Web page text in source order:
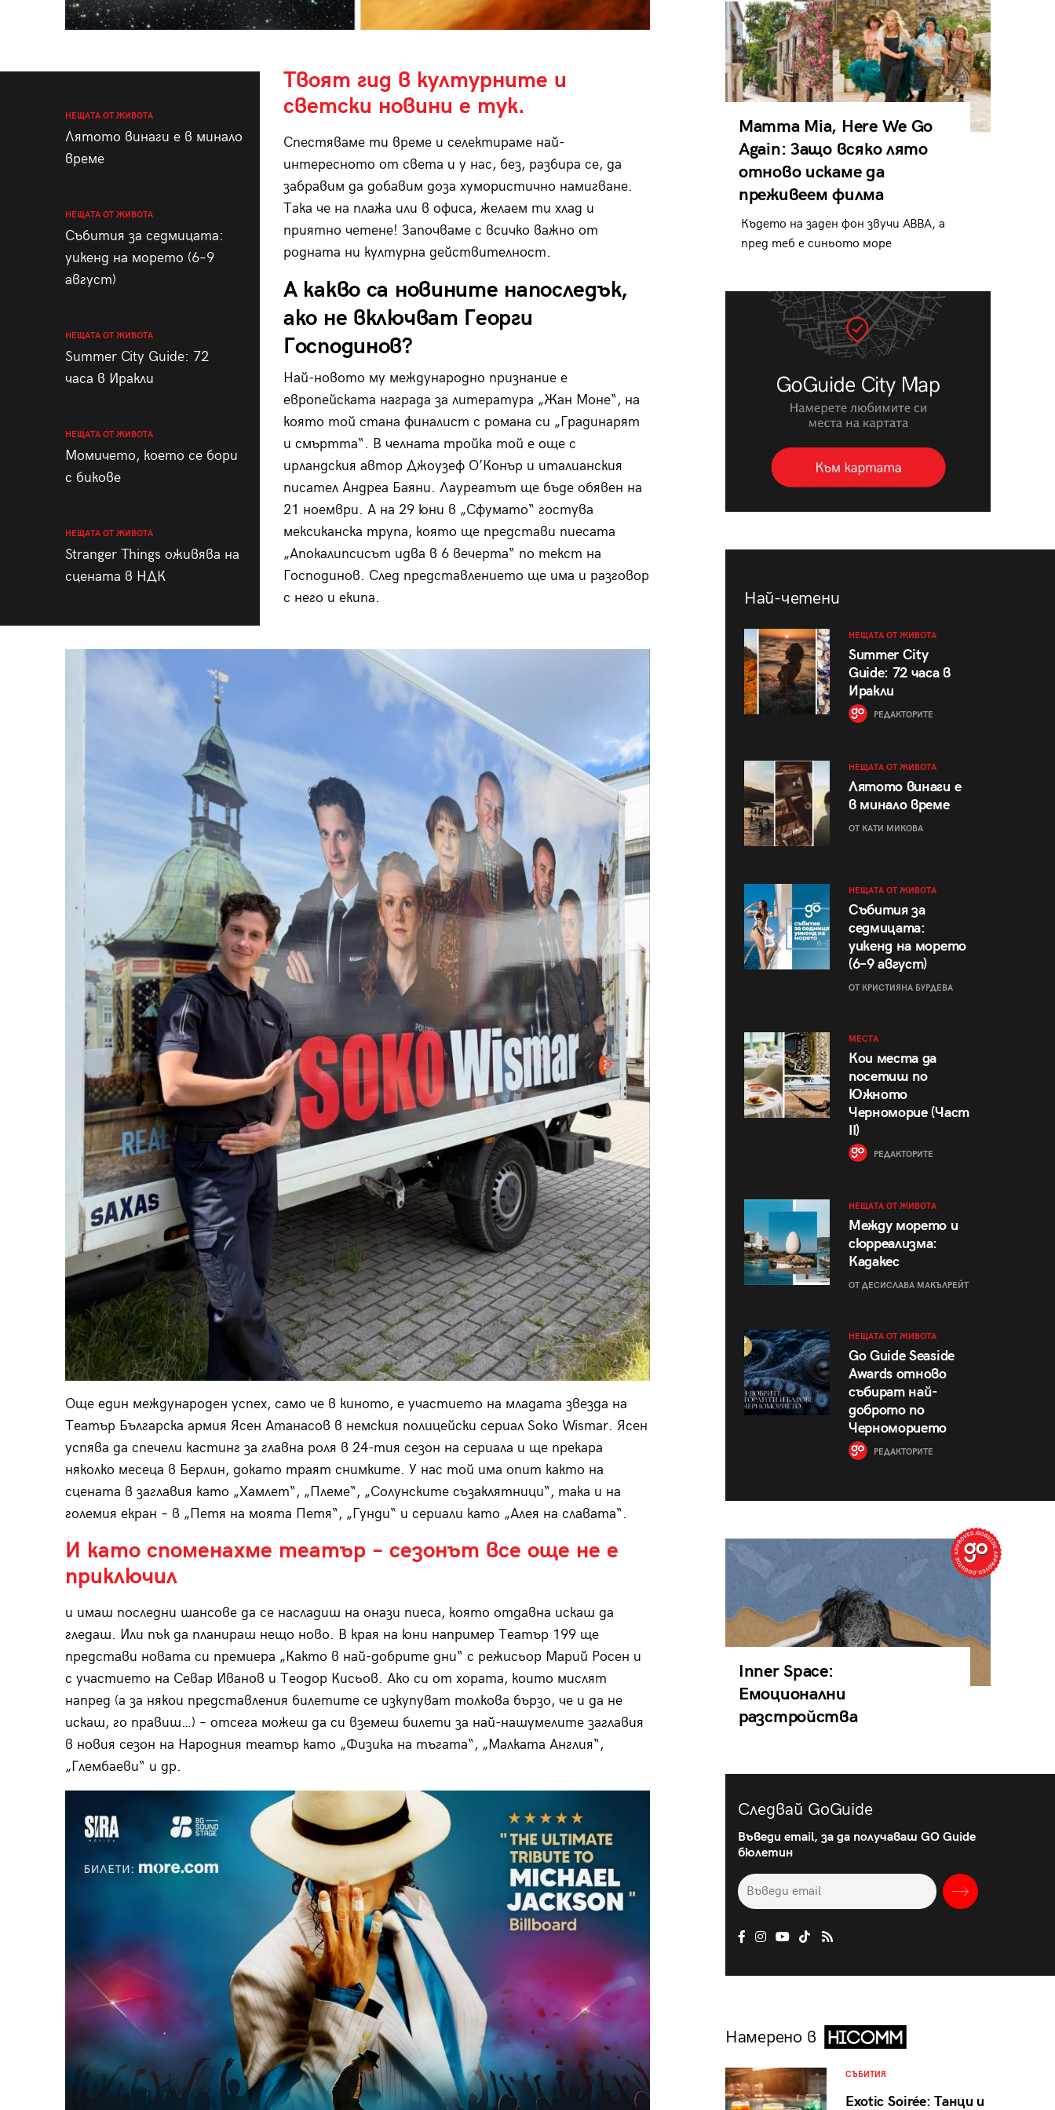
НЕЩАТА ОТ ЖИВОТА
Лятото винаги е в минало
време
НЕЩАТА ОТ ЖИВОТА
Събития за седмицата:
уикенд на морето (6–9
август)
НЕЩАТА ОТ ЖИВОТА
Summer City Guide: 72
часа в Иракли
НЕЩАТА ОТ ЖИВОТА
Момичето, което се бори
с бикове
НЕЩАТА ОТ ЖИВОТА
Stranger Things оживява на
сцената в НДК
Твоят гид в културните и
светски новини е тук.
Спестяваме ти време и селектираме най-
интересното от света и у нас, без, разбира се, да
забравим да добавим доза хумористично намигване.
Така че на плажа или в офиса, желаем ти хлад и
приятно четене! Започваме с всичко важно от
родната ни културна действителност.
А какво са новините напоследък,
ако не включват Георги
Господинов?
Най-новото му международно признание е
европейската награда за литература „Жан Моне“, на
която той стана финалист с романа си „Градинарят
и смъртта“. В челната тройка той е още с
ирландския автор Джоузеф О’Конър и италианския
писател Андреа Баяни. Лауреатът ще бъде обявен на
21 ноември. А на 29 юни в „Сфумато“ гостува
мексиканска трупа, която ще представи пиесата
„Апокалипсисът идва в 6 вечерта“ по текст на
Господинов. След представлението ще има и разговор
с него и екипа.
Още един международен успех, само че в киното, е участието на младата звезда на
Театър Българска армия Ясен Атанасов в немския полицейски сериал Soko Wismar. Ясен
успява да спечели кастинг за главна роля в 24-тия сезон на сериала и ще прекара
няколко месеца в Берлин, докато траят снимките. У нас той има опит както на
сцената в заглавия като „Хамлет“, „Племе“, „Солунските съзаклятници“, така и на
големия екран – в „Петя на моята Петя“, „Гунди“ и сериали като „Алея на славата“.
И като споменахме театър – сезонът все още не е
приключил
и имаш последни шансове да се насладиш на онази пиеса, която отдавна искаш да
гледаш. Или пък да планираш нещо ново. В края на юни например Театър 199 ще
представи новата си премиера „Както в най-добрите дни“ с режисьор Марий Росен и
с участието на Севар Иванов и Теодор Кисьов. Ако си от хората, които мислят
напред (а за някои представления билетите се изкупуват толкова бързо, че и да не
искаш, го правиш…) – отсега можеш да си вземеш билети за най-нашумелите заглавия
в новия сезон на Народния театър като „Физика на тъгата“, „Малката Англия“,
„Глембаеви“ и др.
Mamma Mia, Here We Go
Again: Защо всяко лято
отново искаме да
преживеем филма
Където на заден фон звучи ABBA, а
пред теб е синьото море
Най-четени
НЕЩАТА ОТ ЖИВОТА
Summer City
Guide: 72 часа в
Иракли
РЕДАКТОРИТЕ
НЕЩАТА ОТ ЖИВОТА
Лятото винаги е
в минало време
ОТ КАТИ МИКОВА
НЕЩАТА ОТ ЖИВОТА
Събития за
седмицата:
уикенд на морето
(6–9 август)
ОТ КРИСТИЯНА БУРДЕВА
МЕСТА
Кои места да
посетиш по
Южното
Черноморие (Част
II)
РЕДАКТОРИТЕ
НЕЩАТА ОТ ЖИВОТА
Между морето и
сюрреализма:
Кадакес
ОТ ДЕСИСЛАВА МАКЪЛРЕЙТ
НЕЩАТА ОТ ЖИВОТА
Go Guide Seaside
Awards отново
събират най-
доброто по
Черноморието
РЕДАКТОРИТЕ
Inner Space:
Емоционални
разстройства
Следвай GoGuide
Въведи email, за да получаваш GO Guide
бюлетин
Намерено в
СЪБИТИЯ
Exotic Soirée: Танци и